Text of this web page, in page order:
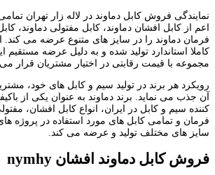
نمایندگی فروش کابل دماوند در لاله زار تهران
اعم از کابل افشان دماوند، کابل مفتولی دماوند،
فرمان دماوند را در سایز های متنوع عرضه می کند.
کاملا استاندارد تولید شده و به دلیل عرضه مستقیم
مجموعه با قیمت رقابتی در اختیار مشتریان قرار می
رویکرد هر برند در تولید سیم و کابل های خود،
آن جذب می نماید
. برند دماوند به عنوان یکی از
کننده سیم و کابل در ایران، انواع کابل افشان،
فرمان و تمامی کابل های مورد استفاده در پروژه
سایز های مختلف تولید و عرضه می کند.
فروش کابل دماوند افشان nymhy